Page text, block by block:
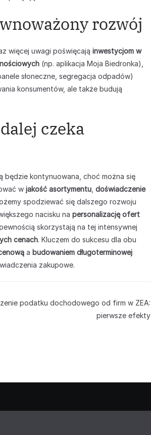
rozwój
więcej uwagi poświęcają inwestycjom w
(np. aplikacja Moja Biedronka),
słoneczne, segregacja odpadów)
konsumentów, ale także budują
czeka
będzie kontynuowana, choć można się
w jakość asortymentu doświadczenie
spodziewać się dalszego rozwoju
nacisku na personalizację ofert
skorzystają na tej intensywnej
cenach. Kluczem do sukcesu dla obu
a budowaniem długoterminowej
zakupowe.
podatku dochodowego od firm w ZEA:
pierwsze efekty